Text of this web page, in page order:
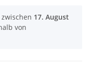
17. August
von